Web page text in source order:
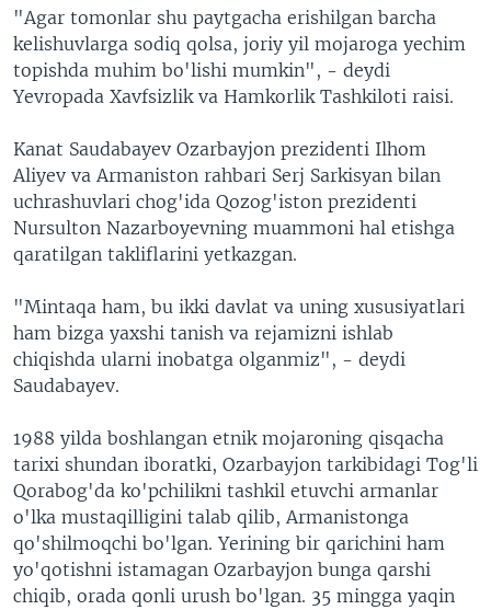
"Agar tomonlar shu paytgacha erishilgan barcha
kelishuvlarga sodiq qolsa, joriy yil mojaroga yechim
topishda muhim bo'lishi mumkin", - deydi
Yevropada Xavfsizlik va Hamkorlik Tashkiloti raisi.
Kanat Saudabayev Ozarbayjon prezidenti Ilhom
Aliyev va Armaniston rahbari Serj Sarkisyan bilan
uchrashuvlari chog'ida Qozog'iston prezidenti
Nursulton Nazarboyevning muammoni hal etishga
qaratilgan takliflarini yetkazgan.
"Mintaqa ham, bu ikki davlat va uning xususiyatlari
ham bizga yaxshi tanish va rejamizni ishlab
chiqishda ularni inobatga olganmiz", - deydi
Saudabayev.
1988 yilda boshlangan etnik mojaroning qisqacha
tarixi shundan iboratki, Ozarbayjon tarkibidagi Tog'li
Qorabog'da ko'pchilikni tashkil etuvchi armanlar
o'lka mustaqilligini talab qilib, Armanistonga
qo'shilmoqchi bo'lgan. Yerining bir qarichini ham
yo'qotishni istamagan Ozarbayjon bunga qarshi
chiqib, orada qonli urush bo'lgan. 35 mingga yaqin